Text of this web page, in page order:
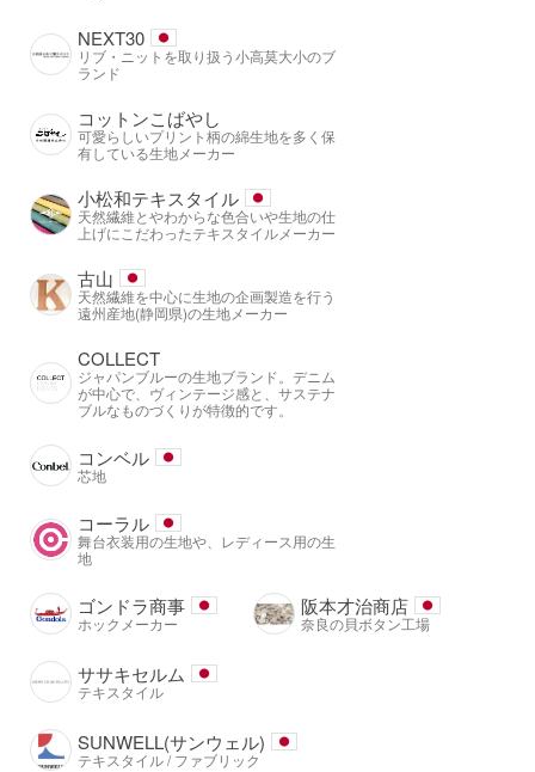
NEXT30
リブ・ニットを取り扱う小高莫大小のブ
ランド
コットンこばやし
可愛らしいプリント柄の綿生地を多く保
有している生地メーカー
小松和テキスタイル
天然繊維とやわからな色合いや生地の仕
上げにこだわったテキスタイルメーカー
古山
天然繊維を中心に生地の企画製造を行う
遠州産地(静岡県)の生地メーカー
COLLECT
ジャパンブルーの生地ブランド。デニム
が中心で、ヴィンテージ感と、サステナ
ブルなものづくりが特徴的です。
コンベル
芯地
コーラル
舞台衣装用の生地や、レディース用の生
地
ゴンドラ商事
ホックメーカー
阪本才治商店
奈良の貝ボタン工場
ササキセルム
テキスタイル
SUNWELL(サンウェル)
テキスタイル / ファブリック